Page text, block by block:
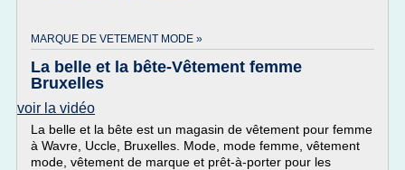
MARQUE DE VETEMENT MODE »
La belle et la bête-Vêtement femme
Bruxelles
voir la vidéo
La belle et la bête est un magasin de vêtement pour femme
à Wavre, Uccle, Bruxelles. Mode, mode femme, vêtement
mode, vêtement de marque et prêt-à-porter pour les